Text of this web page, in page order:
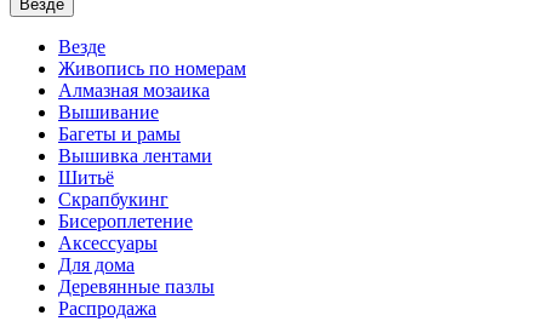
Везде
Везде
Живопись по номерам
Алмазная мозаика
Вышивание
Багеты и рамы
Вышивка лентами
Шитьё
Скрапбукинг
Бисероплетение
Аксессуары
Для дома
Деревянные пазлы
Распродажа